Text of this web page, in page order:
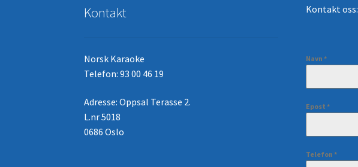
Kontakt
Norsk Karaoke
Telefon: 93 00 46 19
Adresse: Oppsal Terasse 2.
L.nr 5018
0686 Oslo
Kontakt oss:
Navn*
Epost*
Telefon*